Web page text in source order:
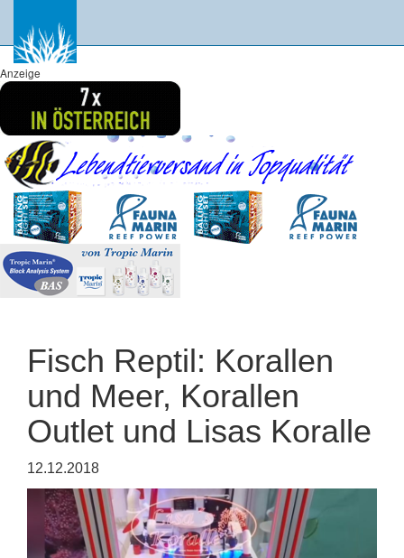
Anzeige
Fisch Reptil: Korallen
und Meer, Korallen
Outlet und Lisas Koralle
12.12.2018